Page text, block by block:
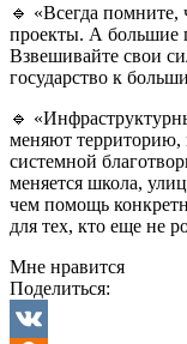
🔹 «Всегда
проекты. А большие
Взвешивайте свои
государство к
🔹
меняют территорию,
системной
меняется школа,
чем помощь
для тех, кто еще не
Мне нравится
Поделиться: